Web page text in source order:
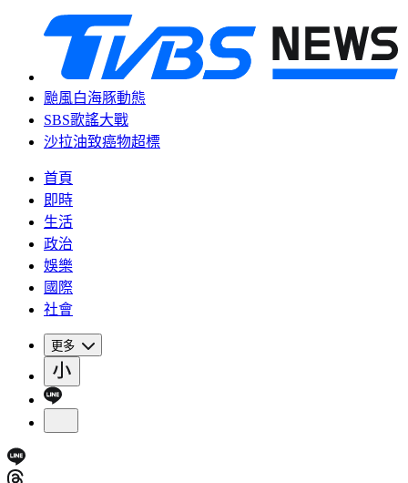
颱風白海豚動態
SBS歌謠大戰
沙拉油致癌物超標
首頁
即時
生活
政治
娛樂
國際
社會
更多